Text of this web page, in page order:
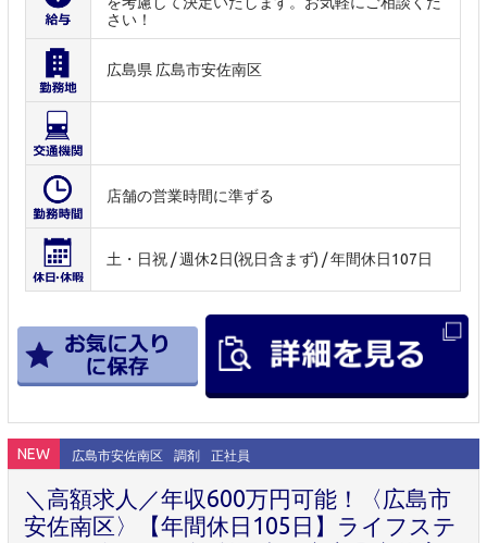
さい！
広島県 広島市安佐南区
店舗の営業時間に準ずる
土・日祝 / 週休2日(祝日含まず) / 年間休日107日
NEW 広島市安佐南区 調剤 正社員
＼高額求人／年収600万円可能！〈広島市
安佐南区〉【年間休日105日】ライフステ